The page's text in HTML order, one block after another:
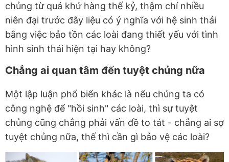
chủng từ quá khứ hàng thế kỷ, thậm chí nhiều
niên đại trước đây liệu có ý nghĩa với hệ sinh thái
bằng việc bảo tồn các loài đang thiết yếu với tình
hình sinh thái hiện tại hay không?
Chẳng ai quan tâm đến tuyệt chủng nữa
Một lập luận phổ biến khác là nếu chúng ta có
công nghệ để "hồi sinh" các loài, thì sự tuyệt
chủng cũng chẳng phải vấn đề to tát - chẳng ai sợ
tuyệt chủng nữa, thế thì cần gì bảo vệ các loài?